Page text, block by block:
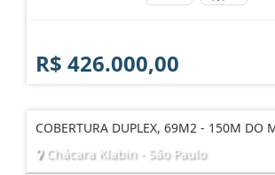
R$ 426.000,00
COBERTURA DUPLEX, 69M2 - 150M DO
Chácara Klabin - São Paulo